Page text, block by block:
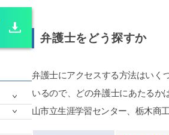
くなります！！そして、夫の不
YouTubeで｢ダンベルHERO｣
わかりやすいです。感情論は
量によると思います。ですの
端的に経緯をまとめ持参してい
弁護士をどう探すか
弁護士にアクセスする方法はいく
いるので、どの弁護士にあたるか
山市立生涯学習センター、栃木商